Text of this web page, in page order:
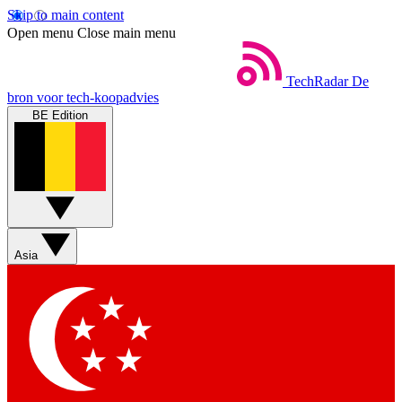
Skip to main content
Open menu Close main menu
TechRadar De
bron voor tech-koopadvies
BE Edition
Asia